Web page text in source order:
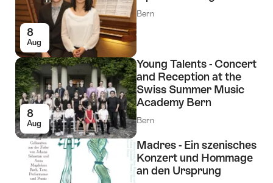
8
Aug
Bern
8
Aug
Young Talents - Concert
and Reception at the
Swiss Summer Music
Academy Bern
Bern
Madres - Ein szenisches
Konzert und Hommage
an den Ursprung